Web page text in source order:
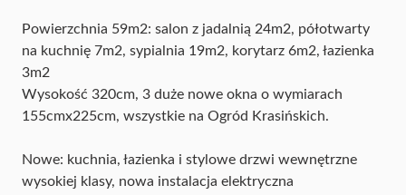
Powierzchnia 59m2: salon z jadalnią 24m2, półotwarty
na kuchnię 7m2, sypialnia 19m2, korytarz 6m2, łazienka
3m2
Wysokość 320cm, 3 duże nowe okna o wymiarach
155cmx225cm, wszystkie na Ogród Krasińskich.
Nowe: kuchnia, łazienka i stylowe drzwi wewnętrzne
wysokiej klasy, nowa instalacja elektryczna